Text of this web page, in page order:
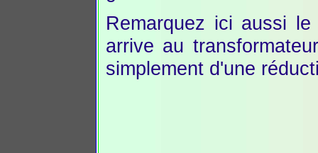
Remarquez ici aussi
arrive au
simplement d'une